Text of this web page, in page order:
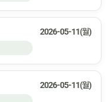
2026-05-11(월)
2026-05-11(월)